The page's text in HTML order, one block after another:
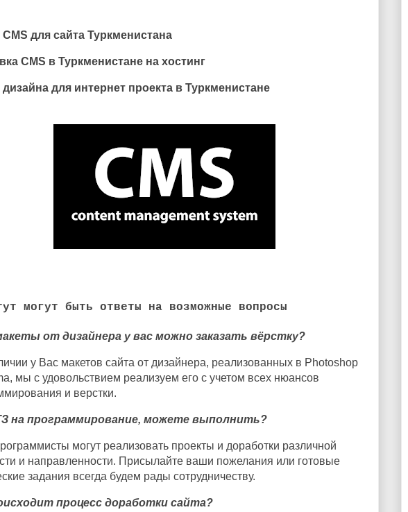
для сайта Туркменистана
CMS в Туркменистане на хостинг
для интернет проекта в Туркменистане
могут быть ответы на возможные вопросы
от дизайнера у вас можно заказать вёрстку?
у Вас макетов сайта от дизайнера, реализованных в Photoshop
мы с удовольствием реализуем его с учетом всех нюансов
и верстки.
на программирование, можете выполнить?
могут реализовать проекты и доработки различной
и направленности. Присылайте ваши пожелания или готовые
задания всегда будем рады сотрудничеству.
процесс доработки сайта?